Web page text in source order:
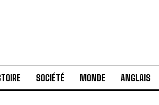
SOCIÉTÉ MONDE ANGLAIS